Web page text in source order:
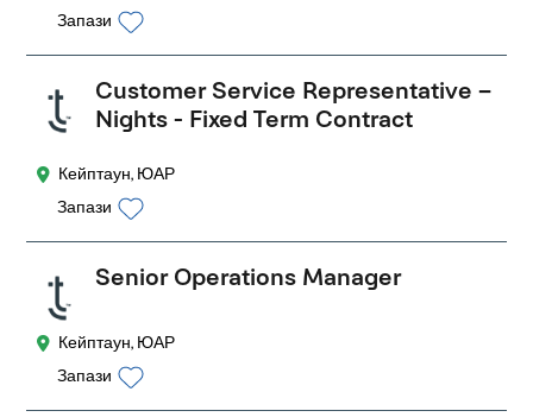
Запази
Customer Service Representative –
Nights - Fixed Term Contract
Кейптаун, ЮАР
Запази
Senior Operations Manager
Кейптаун, ЮАР
Запази